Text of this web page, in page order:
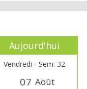
Aujourd'hui
Vendredi - Sem. 32
07 Août